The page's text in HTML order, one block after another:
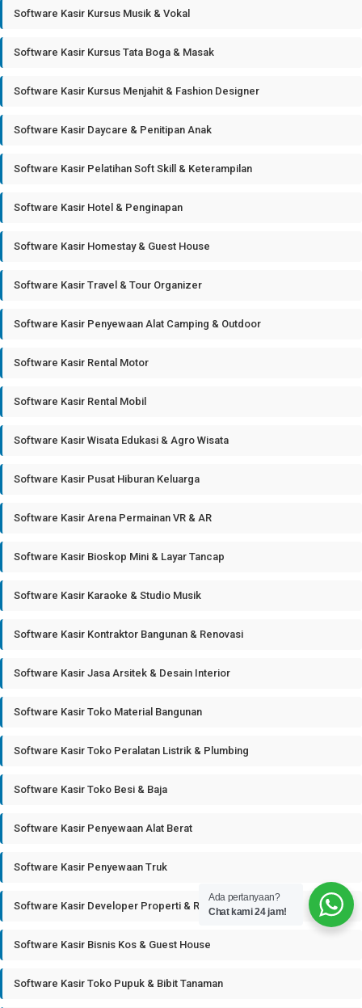
Software Kasir Kursus Musik & Vokal
Software Kasir Kursus Tata Boga & Masak
Software Kasir Kursus Menjahit & Fashion Designer
Software Kasir Daycare & Penitipan Anak
Software Kasir Pelatihan Soft Skill & Keterampilan
Software Kasir Hotel & Penginapan
Software Kasir Homestay & Guest House
Software Kasir Travel & Tour Organizer
Software Kasir Penyewaan Alat Camping & Outdoor
Software Kasir Rental Motor
Software Kasir Rental Mobil
Software Kasir Wisata Edukasi & Agro Wisata
Software Kasir Pusat Hiburan Keluarga
Software Kasir Arena Permainan VR & AR
Software Kasir Bioskop Mini & Layar Tancap
Software Kasir Karaoke & Studio Musik
Software Kasir Kontraktor Bangunan & Renovasi
Software Kasir Jasa Arsitek & Desain Interior
Software Kasir Toko Material Bangunan
Software Kasir Toko Peralatan Listrik & Plumbing
Software Kasir Toko Besi & Baja
Software Kasir Penyewaan Alat Berat
Software Kasir Penyewaan Truk
Software Kasir Developer Properti & Real Estate
Software Kasir Bisnis Kos & Guest House
Software Kasir Toko Pupuk & Bibit Tanaman
Ada pertanyaan?
Chat kami 24 jam!